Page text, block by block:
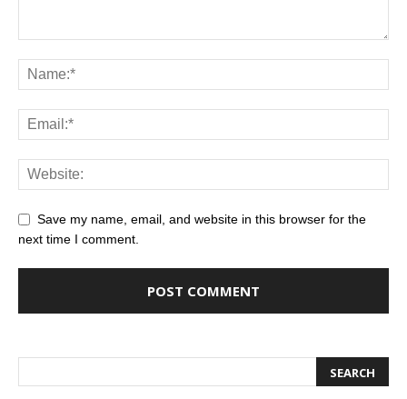
Save my name, email, and website in this browser for the
next time I comment.